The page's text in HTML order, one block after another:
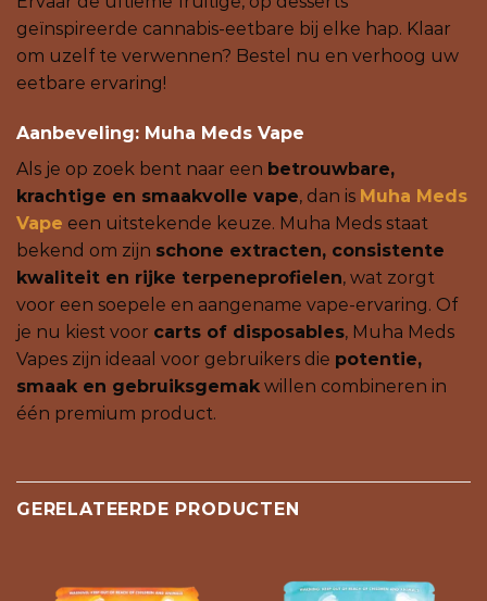
geïnspireerde cannabis-eetbare bij elke hap. Klaar
om uzelf te verwennen? Bestel nu en verhoog uw
eetbare ervaring!
Aanbeveling: Muha Meds Vape
Als je op zoek bent naar een betrouwbare,
krachtige en smaakvolle vape, dan is Muha Meds
Vape een uitstekende keuze. Muha Meds staat
bekend om zijn schone extracten, consistente
kwaliteit en rijke terpeneprofielen, wat zorgt
voor een soepele en aangename vape-ervaring. Of
je nu kiest voor carts of disposables, Muha Meds
Vapes zijn ideaal voor gebruikers die potentie,
smaak en gebruiksgemak willen combineren in
één premium product.
GERELATEERDE PRODUCTEN